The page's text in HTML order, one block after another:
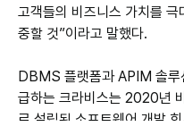
고객들의 비즈니스 가치를 극
중할 것”이라고 말했다.
DBMS 플랫폼과 APIM 솔루
급하는 크라비스는 2020년
로 설립된 소프트웨어 개발